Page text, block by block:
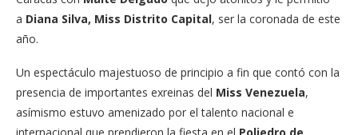
a Diana Silva, Miss Distrito Capital, ser la coronada de este
año.
Un espectáculo majestuoso de principio a fin que contó con la
presencia de importantes exreinas del Miss Venezuela,
asímismo estuvo amenizado por el talento nacional e